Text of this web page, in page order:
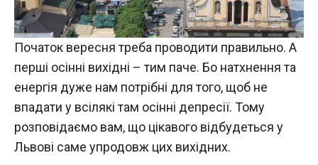
Початок вересня треба проводити правильно. А
перші осінні вихідні – тим паче. Бо натхнення та
енергія дуже нам потрібні для того, щоб не
впадати у всілякі там осінні депресії. Тому
розповідаємо вам, що цікавого відбудеться у
Львові саме упродовж цих вихідних.